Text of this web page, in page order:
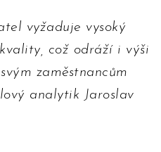
vyžaduje vysoký
což odráží i výši
zaměstnancům
analytik Jaroslav